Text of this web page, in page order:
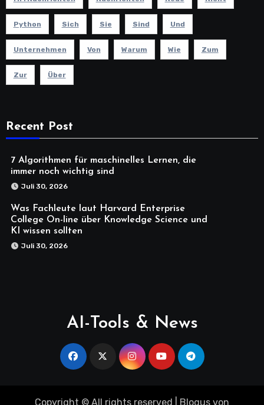
Python Sich Sie Sind Und
Unternehmen Von Warum Wie Zum
Zur Über
Recent Post
7 Algorithmen für maschinelles Lernen, die
immer noch wichtig sind
Juli 30, 2026
Was Fachleute laut Harvard Enterprise
College On-line über Knowledge Science und
KI wissen sollten
Juli 30, 2026
AI-Tools & News
Copyright © All rights reserved Blogus von